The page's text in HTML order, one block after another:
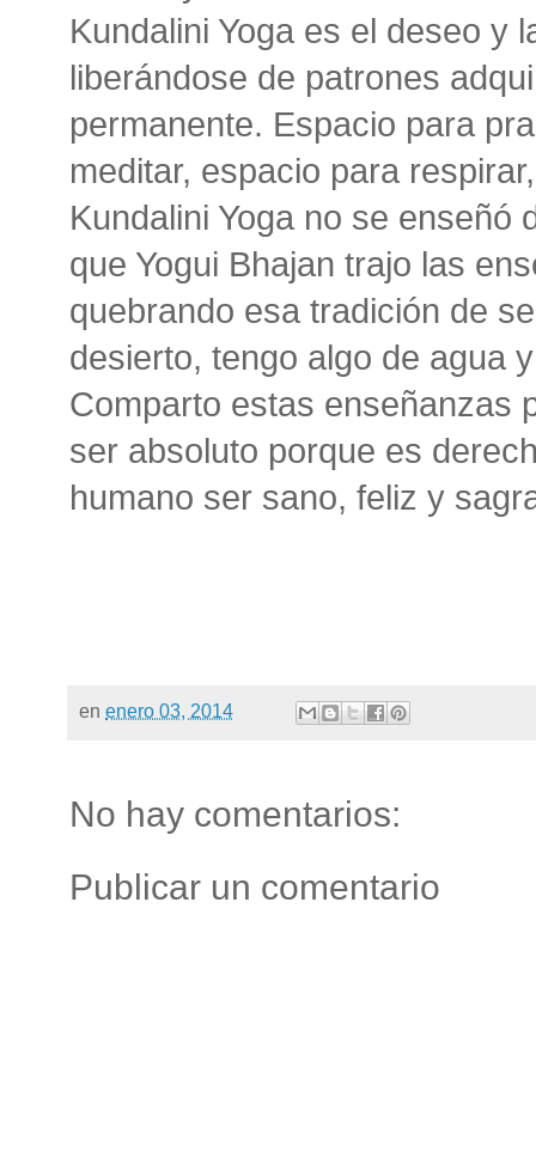
Kundalini Yoga es el deseo y
liberándose de patrones
permanente. Espacio para
meditar, espacio para
Kundalini Yoga no se enseñó
que Yogui Bhajan trajo las
quebrando esa tradición de
desierto, tengo algo de agua
Comparto estas enseñanzas
ser absoluto porque es
humano ser sano, feliz y
en enero 03, 2014
No hay comentarios:
Publicar un comentario